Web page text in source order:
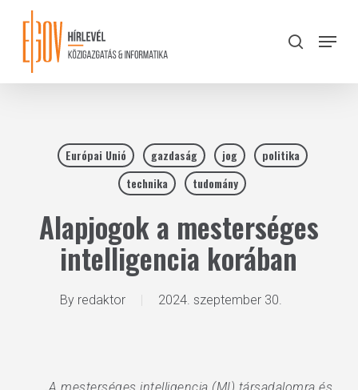
content
search
Menu
Európai Unió gazdaság jog
politika
technika
tudomány
Alapjogok a mesterséges
intelligencia korában
By redaktor 2024. szeptember 30.
Close